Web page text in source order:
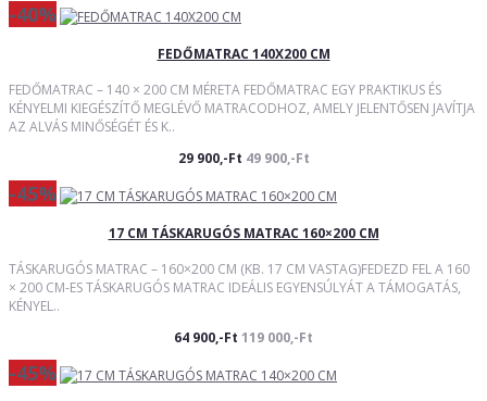
-40%
FEDŐMATRAC 140X200 CM
FEDŐMATRAC – 140 × 200 CM MÉRETA FEDŐMATRAC EGY PRAKTIKUS ÉS
KÉNYELMI KIEGÉSZÍTŐ MEGLÉVŐ MATRACODHOZ, AMELY JELENTŐSEN JAVÍTJA
AZ ALVÁS MINŐSÉGÉT ÉS K..
29 900,-Ft 49 900,-Ft
-45%
17 CM TÁSKARUGÓS MATRAC 160×200 CM
TÁSKARUGÓS MATRAC – 160×200 CM (KB. 17 CM VASTAG)FEDEZD FEL A 160
× 200 CM-ES TÁSKARUGÓS MATRAC IDEÁLIS EGYENSÚLYÁT A TÁMOGATÁS,
KÉNYEL..
64 900,-Ft 119 000,-Ft
-45%